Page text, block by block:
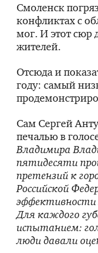
Смоленск
конфликтах с
мог. И этот сюр
жителей.
Отсюда и
году: самый
Сам Сергей
печалью в
Владимира
пятидесяти
претензий к
Российской
эффективности
Для каждого
испытанием:
люди давали